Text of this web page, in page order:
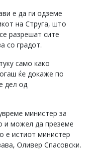
е да ги одземе
на Струга, што
разрешат сите
со градот.
само како
ќе докаже по
дел од
министер за
и можел да преземе
е истиот министер
Оливер Спасовски.